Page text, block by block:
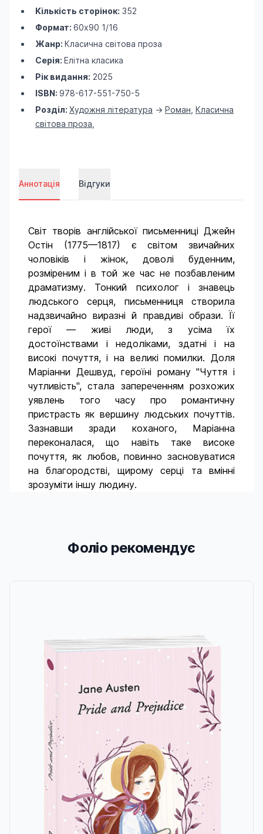
Кількість сторінок: 352
Формат: 60х90 1/16
Жанр: Класична світова проза
Серія: Елітна класика
Рік видання: 2025
ISBN: 978-617-551-750-5
Розділ: Художня література -> Роман Класична
світова проза
Аннотація Відгуки
Світ творів англійської письменниці Джейн
Остін (1775—1817) є світом звичайних
чоловіків і жінок, доволі буденним,
розміреним і в той же час не позбавленим
драматизму. Тонкий психолог і знавець
людського серця, письменниця створила
надзвичайно виразні й правдиві образи. Її
герої — живі люди, з усіма їх
достоїнствами і недоліками, здатні і на
високі почуття, і на великі помилки. Доля
Маріанни Дешвуд, героїні роману "Чуття і
чутливість", стала запереченням розхожих
уявлень того часу про романтичну
пристрасть як вершину людських почуттів.
Зазнавши зради коханого, Маріанна
переконалася, що навіть таке високе
почуття, як любов, повинно засновуватися
на благородстві, щирому серці та вмінні
зрозуміти іншу людину.
Фоліо рекомендує